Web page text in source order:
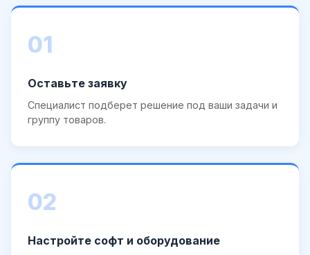
01
Оставьте заявку
Специалист подберет решение под ваши задачи и
группу товаров.
02
Настройте софт и оборудование